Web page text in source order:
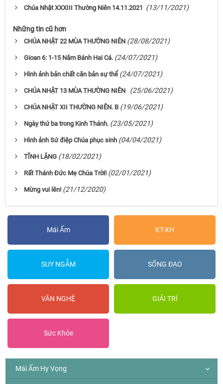
Chúa Nhật XXXIII Thường Niên 14.11.2021 (13/11/2021)
Những tin cũ hơn
CHÚA NHẬT 22 MÙA THƯỜNG NIÊN (28/08/2021)
Gioan 6: 1-15 Năm Bánh Hai Cá. (24/07/2021)
Hình ảnh bản chất căn bản sự thể (24/07/2021)
CHÚA NHẬT 13 MÙA THƯỜNG NIÊN (25/06/2021)
CHÚA NHẬT XII THƯỜNG NIÊN. B (19/06/2021)
Ngày thứ ba trong Kinh Thánh. (23/05/2021)
Hình ảnh Sứ điệp Chúa phục sinh (04/04/2021)
TĨNH LẶNG (18/02/2021)
Rất Thánh Đức Mẹ Chúa Trời! (02/01/2021)
Mừng vui lên! (21/12/2020)
Mái Ấm KT-XH
SUY NGẪM SỐNG ĐẠO
VĂN NGHỆ GIẢI TRÍ
Sức Khỏe
Mái Ấm Hy Vọng